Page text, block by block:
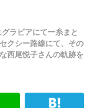
ラビアにて一糸まと
クシー路線にて、その
西尾悦子さんの軌跡を